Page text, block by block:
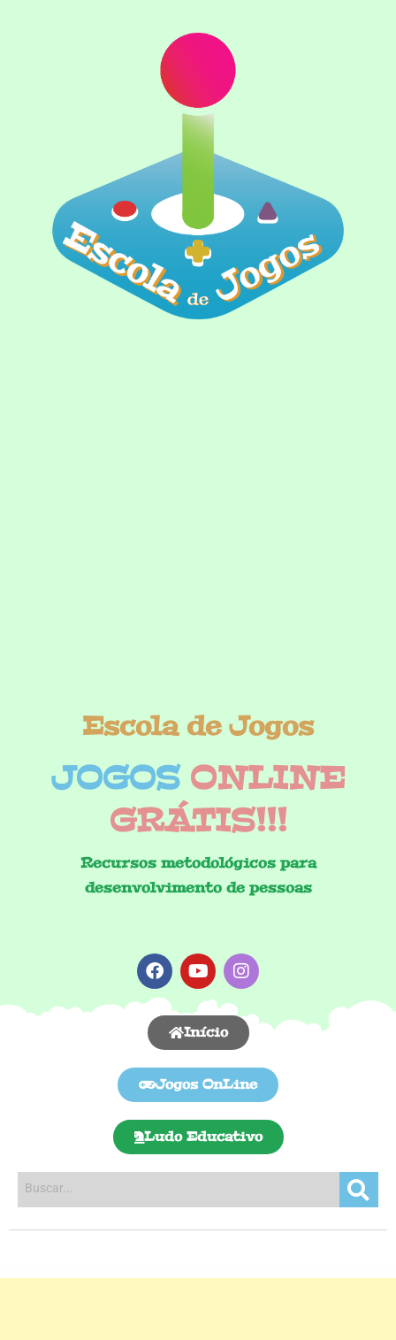
Escola de Jogos
JOGOS ONLINE
GRÁTIS!!!
Recursos metodológicos para
desenvolvimento de pessoas
Início
Jogos OnLine
Ludo Educativo